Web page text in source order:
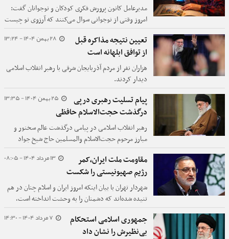
مدیرعامل کانون پرورش فکری کودکان و نوجوانان گفت:
امروز وقتی از نوجوانی سوال می‌کنند که آرزوی تو چیست
می‌گوید شهادت. این نشان از رشد و اعتلای فکری این
جامعه دارد.
28 بهمن 1404 - 13:24
تعیین نتیجه مذاکره قبل
از توافق ابلهانه است
هزاران نفر از مردم آذربایجان شرقی با رهبر انقلاب اسلامی
دیدار کردند.
25 بهمن 1404 - 13:35
پیام تسلیت رهبری درپی
درگذشت حجت‌الاسلام حافظی
رهبر انقلاب اسلامی در پیامی درگذشت عالم سخنور و
مبارز مرحوم حجت‌الاسلام والمسلمین حاج شیخ جواد
حافظی را تسلیت گفتند.
13 مرداد 1404 - 08:05
مقاومت ملت ایران،کمر
رژیم صهیونیستی را شکست
شهردار تهران با بیان اینکه امروز ایران و اسلام چنان در هم
تنیده شده‌اند که دشمنان را به وحشت انداخته است،
گفت: مقاومت هوشمندانه ملت ایران، کمر رژیم
صهیونیستی را شکست.
7 مرداد 1404 - 14:30
جمهوری اسلامی استحکام
بی‌نظیرش را نشان داد